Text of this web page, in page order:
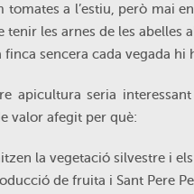
tomates a l’estiu, però mai
tenir les arnes de les
finca sencera cada vegada
apicultura seria
valor afegit per què:
la vegetació silvestre i
de fruita i Sant Pere